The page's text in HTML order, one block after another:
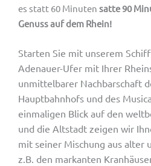
es statt 60 Minuten satte 90
Genuss auf dem Rhein!
Starten Sie mit unserem
Adenauer-Ufer mit Ihrer
unmittelbarer Nachbarschaft
Hauptbahnhofs und des
einmaligen Blick auf den
und die Altstadt zeigen wir
mit seiner Mischung aus alter
z.B. den markanten